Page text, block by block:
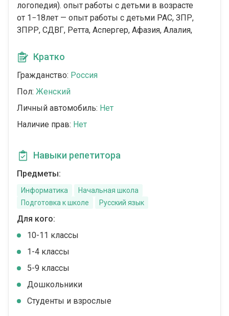
логопедия). опыт работы с детьми в возрасте
от 1−18лет — опыт работы с детьми РАС, ЗПР,
ЗПРР, СДВГ, Ретта, Аспергер, Афазия, Алалия,
Кратко
Гражданство: Россия
Пол: Женский
Личный автомобиль: Нет
Наличие прав: Нет
Навыки репетитора
Предметы:
Информатика
Начальная школа
Подготовка к школе
Русский язык
Для кого:
10-11 классы
1-4 классы
5-9 классы
Дошкольники
Студенты и взрослые